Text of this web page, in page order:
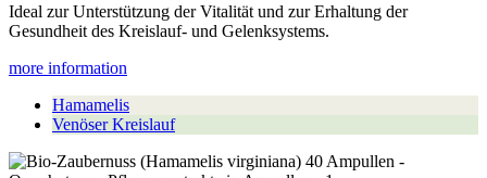
Ideal zur Unterstützung der Vitalität und zur Erhaltung der
Gesundheit des Kreislauf- und Gelenksystems.
more information
Hamamelis
Venöser Kreislauf